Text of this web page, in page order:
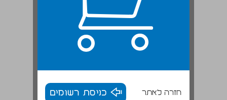
חזרה לאתר כניסת רשומים